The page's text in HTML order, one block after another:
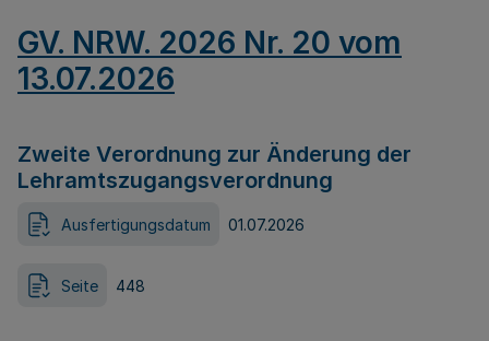
GV. NRW. 2026 Nr. 20 vom
13.07.2026
Zweite Verordnung zur Änderung der
Lehramtszugangsverordnung
Ausfertigungsdatum 01.07.2026
Seite 448